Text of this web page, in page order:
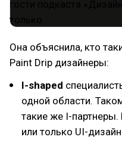
Она объяснила, кто
Paint Drip дизайнеры:
I-shaped
одной области.
такие же I-
или только UI-